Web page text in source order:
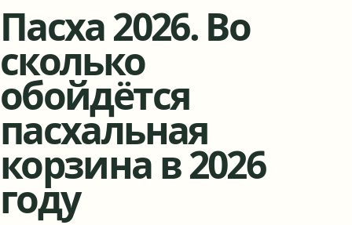
Пасха 2026. Во
сколько
обойдётся
пасхальная
корзина в 2026
году